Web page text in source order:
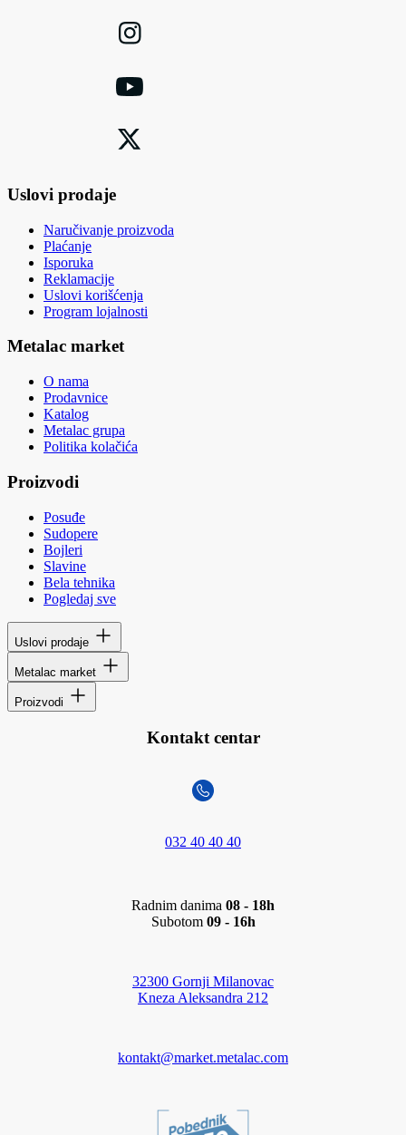
Uslovi prodaje
Naručivanje proizvoda
Plaćanje
Isporuka
Reklamacije
Uslovi korišćenja
Program lojalnosti
Metalac market
O nama
Prodavnice
Katalog
Metalac grupa
Politika kolačića
Proizvodi
Posuđe
Sudopere
Bojleri
Slavine
Bela tehnika
Pogledaj sve
Uslovi prodaje
Metalac market
Proizvodi
Kontakt centar
032 40 40 40
Radnim danima 08 - 18h
Subotom 09 - 16h
32300 Gornji Milanovac
Kneza Aleksandra 212
kontakt@market.metalac.com